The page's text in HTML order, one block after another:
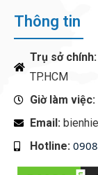
Thông tin
Trụ sở chính:
TP.HCM
Giờ làm việc:
Email:
Hotline: